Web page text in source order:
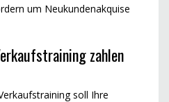
um Neukundenakquise
zahlen
soll Ihre